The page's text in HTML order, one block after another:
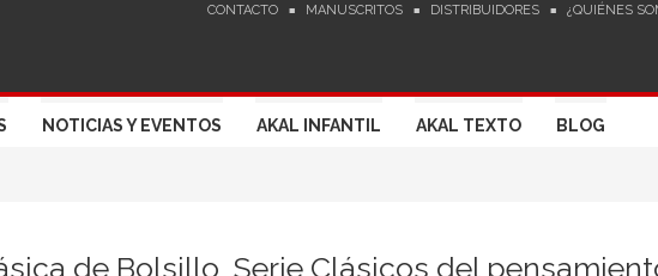
CONTACTO MANUSCRITOS DISTRIBUIDORES ¿QUIÉNES
NOTICIAS Y EVENTOS AKAL INFANTIL AKAL TEXTO BLOG
de Bolsillo  Serie Clásicos del